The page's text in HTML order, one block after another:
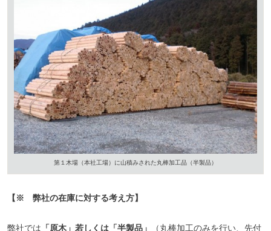
第１木場（本社工場）に山積みされた丸棒加工品（半製品）
【※ 弊社の在庫に対する考え方】
弊社では 「原木」若しくは「半製品」 （丸棒加工のみを行い、先付